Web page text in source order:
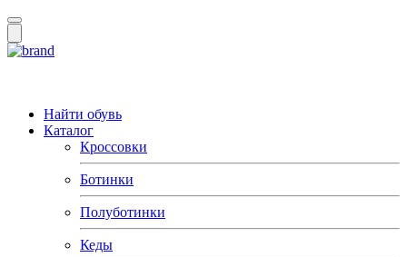
Найти обувь
Каталог
Кроссовки
Ботинки
Полуботинки
Кеды